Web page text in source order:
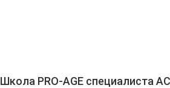
Школа PRO-AGE специалиста